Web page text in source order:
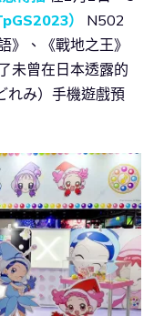
）
N502
》、《戰地之王》
未曾在日本透露的
れみ）手機遊戲預